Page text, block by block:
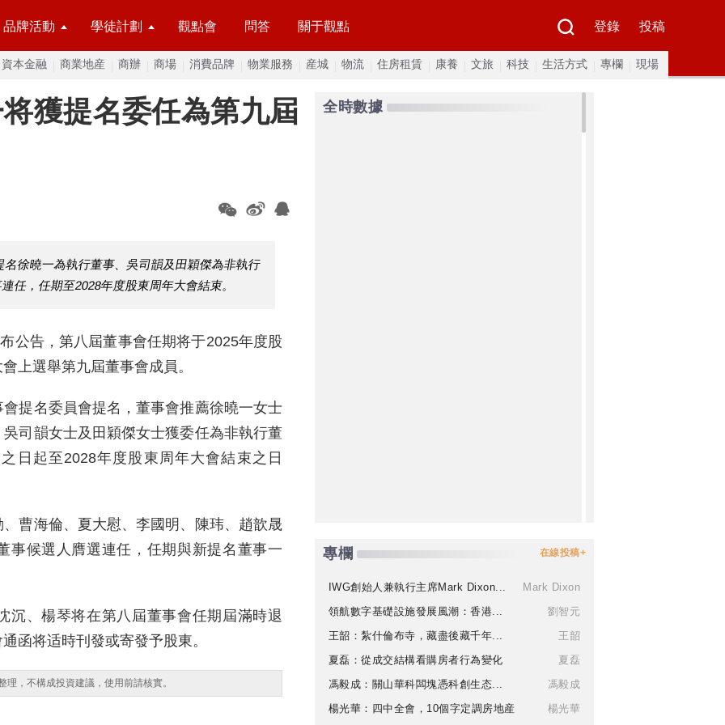
品牌活動 學徒計劃 觀點會 問答 關于觀點 登錄 投稿
資本金融 商業地産 商辦 商場 消費品牌 物業服務 産城 物流 住房租賃 康養 文旅 科技 生活方式 專欄 現場
獲提名委任為第九屆
徐曉一為執行董事、吳司韻及田穎傑為非執行
任，任期至2028年度股東周年大會結束。
公告，第八屆董事會任期将于2025年度股
上選舉第九屆董事會成員。
提名委員會提名，董事會推薦徐曉一女士
司韻女士及田穎傑女士獲委任為非執行董
日起至2028年度股東周年大會結束之日
曹海倫、夏大慰、李國明、陳玮、趙歆晟
事候選人膺選連任，任期與新提名董事一
沉、楊琴将在第八屆董事會任期屆滿時退
函将适時刊發或寄發予股東。
，不構成投資建議，使用前請核實。
全時數據
專欄 在線投稿+
IWG創始人兼執行主席Mark Dixon...
Mark Dixon
領航數字基礎設施發展風潮：香港...
劉智元
王韶：紮什倫布寺，藏盡後藏千年...
王韶
夏磊：從成交結構看購房者行為變化
夏磊
馮毅成：關山華科闆塊憑科創生态...
馮毅成
楊光華：四中全會，10個字定調房地産
楊光華